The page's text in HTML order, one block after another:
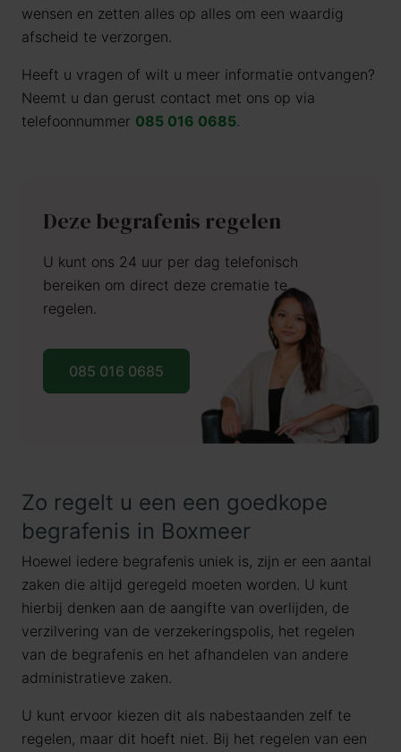
wensen en zetten alles op alles om een waardig
afscheid te verzorgen.
Heeft u vragen of wilt u meer informatie ontvangen?
Neemt u dan gerust contact met ons op via
telefoonnummer 085 016 0685.
Deze begrafenis regelen
U kunt ons 24 uur per dag telefonisch
bereiken om direct deze crematie te
regelen.
085 016 0685
Zo regelt u een een goedkope
begrafenis in Boxmeer
Hoewel iedere begrafenis uniek is, zijn er een aantal
zaken die altijd geregeld moeten worden. U kunt
hierbij denken aan de aangifte van overlijden, de
verzilvering van de verzekeringspolis, het regelen
van de begrafenis en het afhandelen van andere
administratieve zaken.
U kunt ervoor kiezen dit als nabestaanden zelf te
regelen, maar dit hoeft niet. Bij het regelen van een